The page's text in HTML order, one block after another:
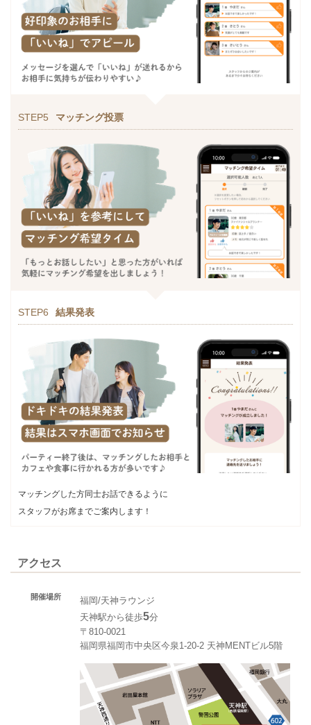
STEP5 マッチング投票
STEP6 結果発表
マッチングした方同士お話できるように
スタッフがお席までご案内します！
アクセス
開催場所
福岡/天神ラウンジ
天神駅から徒歩5分
〒810-0021
福岡県福岡市中央区今泉1-20-2 天神MENTビル5階